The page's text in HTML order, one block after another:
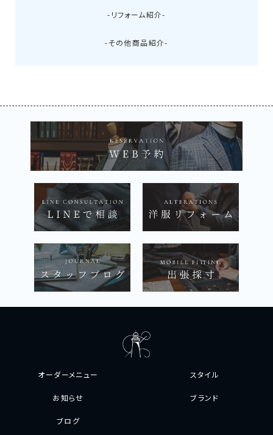
-リフォーム紹介-
-その他商品紹介-
オーダーメニュー
お知らせ
ブログ
スタイル
ブランド